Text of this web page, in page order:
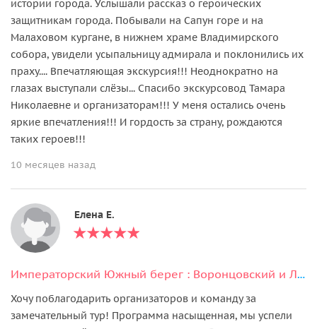
истории города. Услышали рассказ о героических
защитникам города. Побывали на Сапун горе и на
Малаховом кургане, в нижнем храме Владимирского
собора, увидели усыпальницу адмирала и поклонились их
праху.... Впечатляющая экскурсия!!! Неоднократно на
глазах выступали слёзы... Спасибо экскурсовод Тамара
Николаевне и организаторам!!! У меня остались очень
яркие впечатления!!! И гордость за страну, рождаются
таких героев!!!
10 месяцев назад
Елена Е.
Императорский Южный берег : Воронцовский и Ливадийский дворцы, Ялта
Хочу поблагодарить организаторов и команду за
замечательный тур! Программа насыщенная, мы успели